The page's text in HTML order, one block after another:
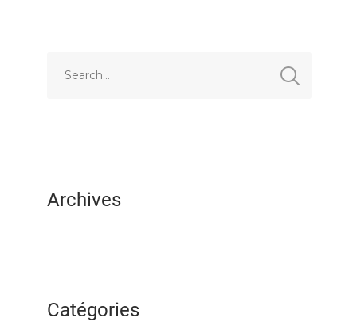
Archives
Catégories